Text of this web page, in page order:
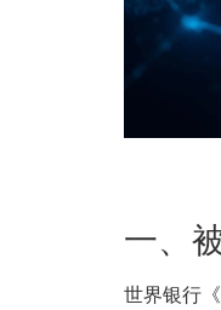
一、
世界银行